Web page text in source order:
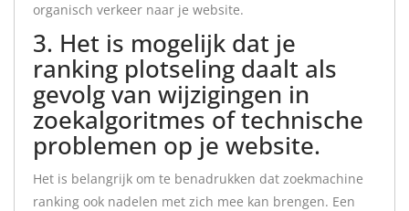
organisch verkeer naar je website.
3. Het is mogelijk dat je
ranking plotseling daalt als
gevolg van wijzigingen in
zoekalgoritmes of technische
problemen op je website.
Het is belangrijk om te benadrukken dat zoekmachine
ranking ook nadelen met zich mee kan brengen. Een